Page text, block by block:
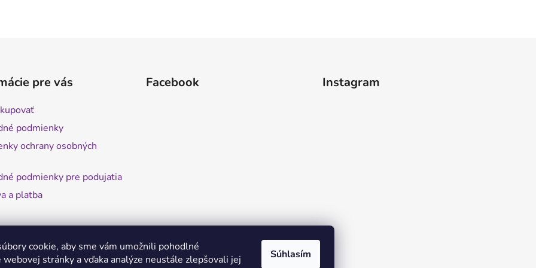
cookie, aby sme vám umožnili pohodlné
webovej stránky a vďaka analýze neustále zlepšovali jej
Súhlasím
pre vás
podmienky
ochrany osobných
podmienky pre podujatia
a platba
Facebook Instagram